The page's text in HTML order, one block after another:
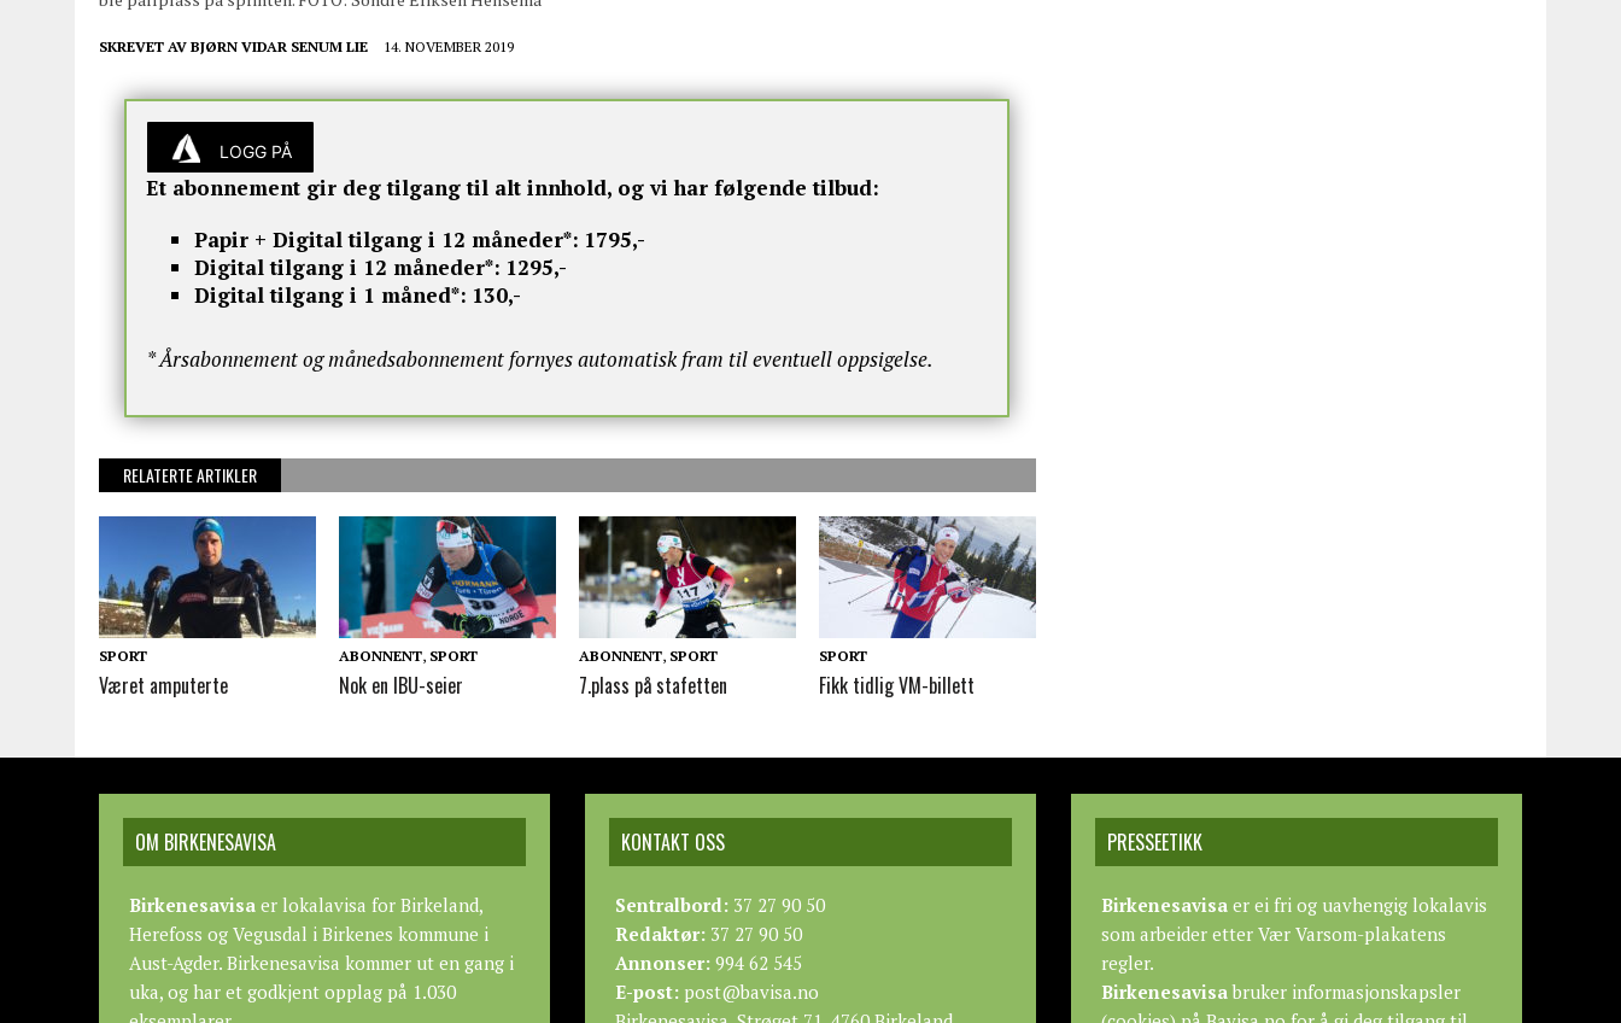
SKREVET AV BJØRN VIDAR SENUM LIE 14. NOVEMBER 2019
LOGG PÅ
Et abonnement gir deg tilgang til alt innhold, og vi har følgende tilbud:
Papir + Digital tilgang i 12 måneder*: 1795,-
Digital tilgang i 12 måneder*: 1295,-
Digital tilgang i 1 måned*: 130,-
* Årsabonnement og månedsabonnement fornyes automatisk fram til eventuell oppsigelse.
RELATERTE ARTIKLER
SPORT
Været amputerte
ABONNENT, SPORT
Nok en IBU-seier
ABONNENT, SPORT
7.plass på stafetten
SPORT
Fikk tidlig VM-billett
OM BIRKENESAVISA
Birkenesavisa er lokalavisa for Birkeland,
Herefoss og Vegusdal i Birkenes kommune i
Aust-Agder. Birkenesavisa kommer ut en gang i
uka, og har et godkjent opplag på 1.030
KONTAKT OSS
Sentralbord: 37 27 90 50
Redaktør: 37 27 90 50
Annonser: 994 62 545
E-post: post@bavisa.no
PRESSEETIKK
Birkenesavisa er ei fri og uavhengig lokalavis
som arbeider etterVær Varsom-plakatens
regler.
Birkenesavisabruker informasjonskapsler